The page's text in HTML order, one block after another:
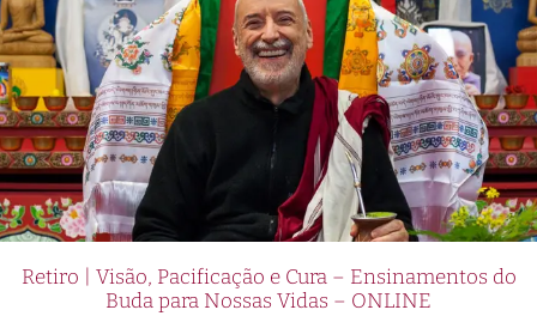
Retiro | Visão, Pacificação e Cura – Ensinamentos do
Buda para Nossas Vidas – ONLINE